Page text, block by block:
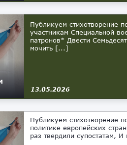
Публикуем стихотворение
участникам Специальной
патронов* Двести
мочить [...]
13.05.2026
Публикуем стихотворение
политике европейских
раз твердили супостатам,